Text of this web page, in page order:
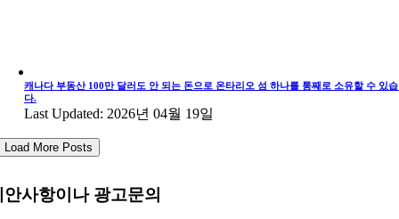
캐나다 부동산 100만 달러도 안 되는 돈으로 온타리오 섬 하나를 통째로 소유할 수 있
다.
Last Updated: 2026년 04월 19일
Load More Posts
안사항이나 광고문의